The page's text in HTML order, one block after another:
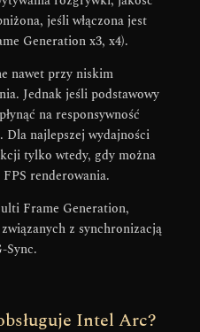
jeśli włączona jest
Generation x3, x4).
nawet przy niskim
Jednak jeśli podstawowy
na responsywność
Dla najlepszej wydajności
tylko wtedy, gdy można
renderowania.
Frame Generation,
z synchronizacją
Sync.
Intel Arc?